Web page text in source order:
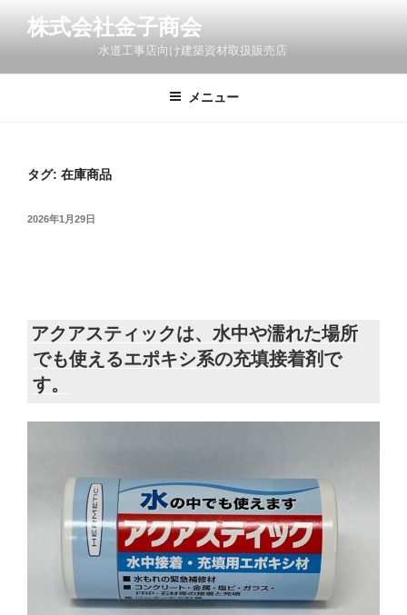
ン
株式会社金子商会
水道工事店向け建築資材取扱販売店
メニュー
タグ: 在庫商品
投
2026年1月29日
アクアスティックは、水中や濡れた場所
でも使えるエポキシ系の充填接着剤で
す。